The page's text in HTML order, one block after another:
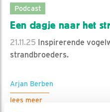
Podcast
Een dagje naar het
21.11.25 Inspirerende
strandbroeders.
Arjan Berben
lees meer